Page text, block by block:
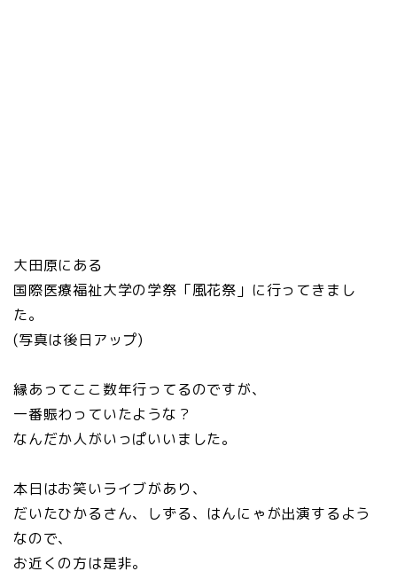
大田原にある
国際医療福祉大学の学祭「風花祭」に行ってきまし
た。
(写真は後日アップ)
縁あってここ数年行ってるのですが、
一番賑わっていたような？
なんだか人がいっぱいいました。
本日はお笑いライブがあり、
だいたひかるさん、しずる、はんにゃが出演するよう
なので、
お近くの方は是非。